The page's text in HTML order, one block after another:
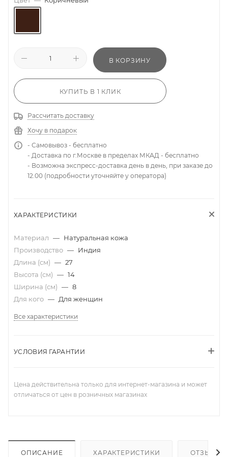
В КОРЗИНУ
КУПИТЬ В 1 КЛИК
Рассчитать доставку
Хочу в подарок
- Самовывоз - бесплатно
- Доставка по г.Москве в пределах МКАД - бесплатно
- Возможна экспресс-доставка день в день, при заказе до
12.00 (подробности уточняйте у оператора)
ХАРАКТЕРИСТИКИ
Материал — Натуральная кожа
Производство — Индия
Длина (см) — 27
Высота (см) — 14
Ширина (см) — 8
Для кого — Для женщин
Все характеристики
УСЛОВИЯ ГАРАНТИИ
Цена действительна только для интернет-магазина и может
отличаться от цен в розничных магазинах
ОПИСАНИЕ ХАРАКТЕРИСТИКИ ОТЗЫВЫ